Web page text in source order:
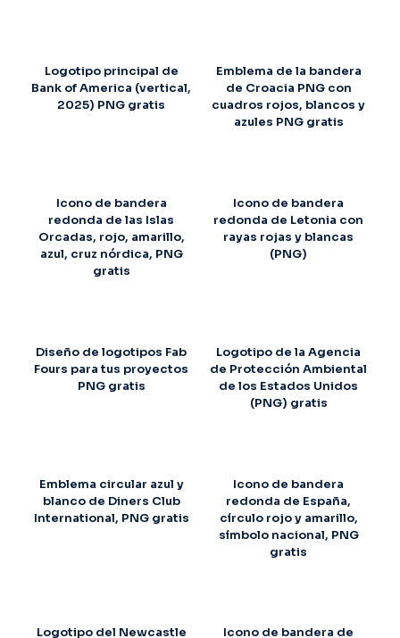
Logotipo principal de
Bank of America (vertical,
2025) PNG gratis
Emblema de la bandera
de Croacia PNG con
cuadros rojos, blancos y
azules PNG gratis
Icono de bandera
redonda de las Islas
Orcadas, rojo, amarillo,
azul, cruz nórdica, PNG
gratis
Icono de bandera
redonda de Letonia con
rayas rojas y blancas
(PNG)
Diseño de logotipos Fab
Fours para tus proyectos
PNG gratis
Logotipo de la Agencia
de Protección Ambiental
de los Estados Unidos
(PNG) gratis
Emblema circular azul y
blanco de Diners Club
International, PNG gratis
Icono de bandera
redonda de España,
círculo rojo y amarillo,
símbolo nacional, PNG
gratis
Logotipo del Newcastle Icono de bandera de